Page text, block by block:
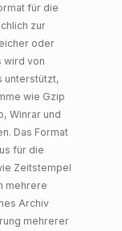
für die
zur
oder
wird von
unterstützt,
wie Gzip
Winrar und
Das Format
für die
Zeitstempel
mehrere
Archiv
mehrerer